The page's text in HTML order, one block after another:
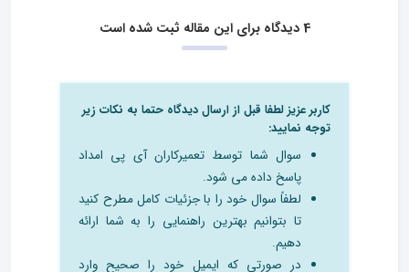
4 دیدگاه برای این مقاله ثبت شده است
کاربر عزیز لطفا قبل از ارسال دیدگاه حتما به نکات زیر
توجه نمایید:
سوال شما توسط تعمیرکاران آی پی امداد
پاسخ داده می شود.
لطفاً سوال خود را با جزئیات کامل مطرح کنید
تا بتوانیم بهترین راهنمایی را به شما ارائه
دهیم.
در صورتی که ایمیل خود را صحیح وارد